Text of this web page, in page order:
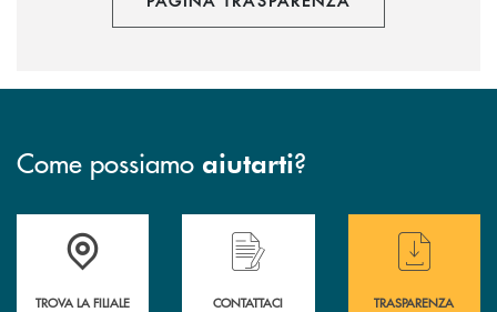
Come possiamo aiutarti?
Accedi all' elenco completo delle filiali .
TROVA LA FILIALE
Hai bisogno di assistenza immediata?
CONTATTACI
Hai bisogno di
TRASPARENZA